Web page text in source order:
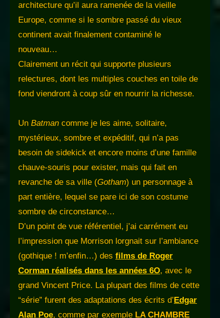
architecture qu’il aura ramenée de la vieille
Europe, comme si le sombre passé du vieux
continent avait finalement contaminé le
nouveau…
Clairement un récit qui supporte plusieurs
relectures, dont les multiples couches en toile de
fond viendront à coup sûr en nourrir la richesse.
Un Batman comme je les aime, solitaire,
mystérieux, sombre et expéditif, qui n’a pas
besoin de sidekick et encore moins d’une famille
chauve-souris pour exister, mais qui fait en
revanche de sa ville (Gotham) un personnage à
part entière, lequel se pare ici de son costume
sombre de circonstance…
D’un point de vue référentiel, j’ai carrément eu
l’impression que Morrison lorgnait sur l’ambiance
(gothique ! m’enfin…) des films de Roger
Corman réalisés dans les années 6O, avec le
grand Vincent Price. La plupart des films de cette
“série” furent des adaptations des écrits d’ Edgar
Alan Poe, comme par exemple LA CHAMBRE